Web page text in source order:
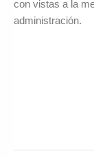
con vistas a la
administración.